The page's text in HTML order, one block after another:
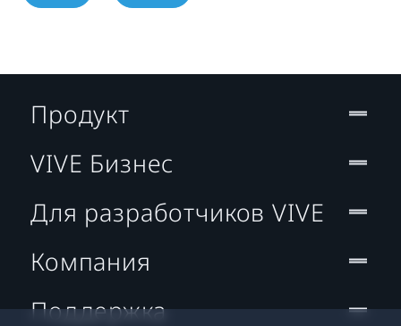
Продукт
VIVE Бизнес
Для разработчиков VIVE
Компания
Поддержка